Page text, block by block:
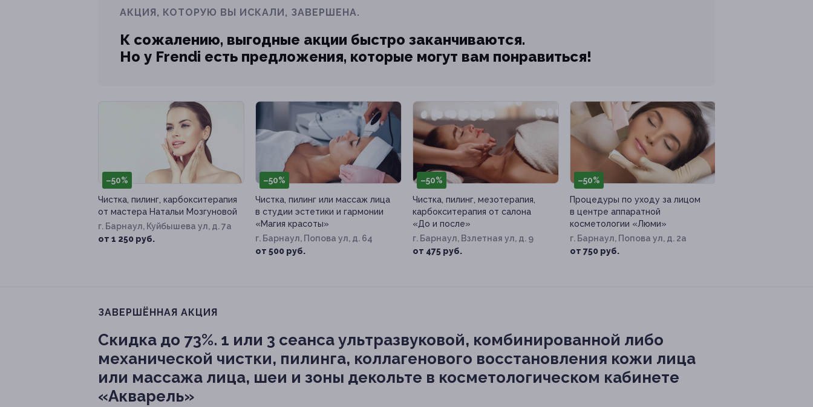
АКЦИЯ, КОТОРУЮ ВЫ ИСКАЛИ, ЗАВЕРШЕНА.
К сожалению, выгодные акции быстро заканчиваются.
Но у Frendi есть предложения, которые могут вам понравиться!
–50%
Чистка, пилинг, карбокситерапия
от мастера Натальи Мозгуновой
г. Барнаул, Куйбышева ул, д. 7а
от 1 250 руб.
–50%
Чистка, пилинг или массаж лица
в студии эстетики и гармонии
«Магия красоты»
г. Барнаул, Попова ул, д. 64
от 500 руб.
–50%
Чистка, пилинг, мезотерапия,
карбокситерапия от салона
«До и после»
г. Барнаул, Взлетная ул, д. 9
от 475 руб.
–50%
Процедуры по уходу за лицом
в центре аппаратной
косметологии «Люми»
г. Барнаул, Попова ул, д. 2а
от 750 руб.
ЗАВЕРШЁННАЯ АКЦИЯ
Скидка до 73%. 1 или 3 сеанса ультразвуковой, комбинированной либо
механической чистки, пилинга, коллагенового восстановления кожи лица
или массажа лица, шеи и зоны декольте в косметологическом кабинете
«Акварель»